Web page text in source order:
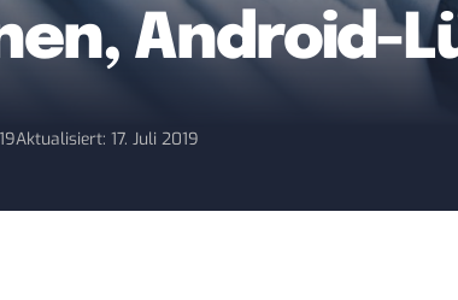
Android-
Aktualisiert: 17. Juli 2019